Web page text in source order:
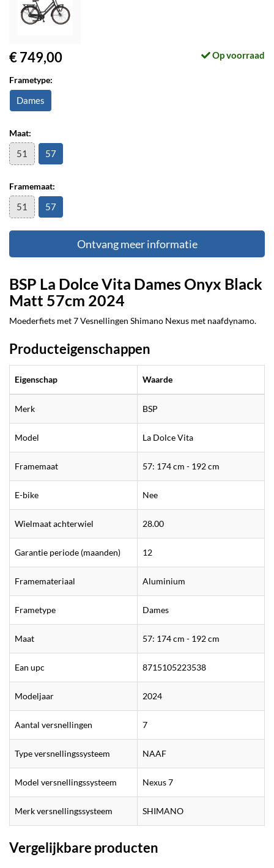
€ 749,00 Op voorraad
Frametype:
Dames
Maat:
51 57
Framemaat:
51 57
Ontvang meer informatie
BSP La Dolce Vita Dames Onyx Black
Matt 57cm 2024
Moederfiets met 7 Vesnellingen Shimano Nexus met naafdynamo.
Producteigenschappen
Eigenschap Waarde
Merk BSP
Model La Dolce Vita
Framemaat 57: 174 cm - 192 cm
E-bike Nee
Wielmaat achterwiel 28.00
Garantie periode (maanden) 12
Framemateriaal Aluminium
Frametype Dames
Maat 57: 174 cm - 192 cm
Ean upc 8715105223538
Modeljaar 2024
Aantal versnellingen 7
Type versnellingssysteem NAAF
Model versnellingssysteem Nexus 7
Merk versnellingssysteem SHIMANO
Vergelijkbare producten